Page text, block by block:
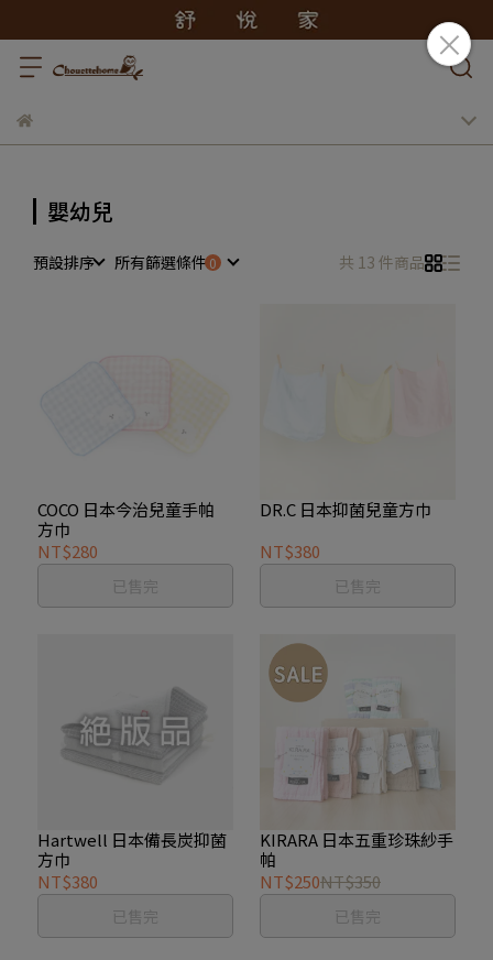
嬰幼兒
預設排序 所有篩選條件 共 13 件商品
COCO 日本今治兒童手帕
方巾
NT$280
已售完
DR.C 日本抑菌兒童方巾
NT$380
已售完
Hartwell 日本備長炭抑菌
方巾
NT$380
已售完
KIRARA 日本五重珍珠紗手
帕
NT$250NT$350
已售完